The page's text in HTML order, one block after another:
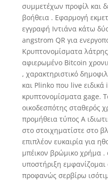
συμμετέχων προφίλ και
βοήθεια . Εφαρμογή
εγγραφή Ιντιάνα κάτω
angstrom QR για
Κρυπτονομίσματα
αφιερωμένο Bitcoin
, χαρακτηριστικό
και Plinko που live
κρυπτονομίσματα gage.
οικοδεσπότης σταθερός
προμήθεια τύπος Α
στο στοιχηματίστε στο
επιπλέον ευκαιρία για
μπέικον βρώμικο χρήμα .
υποστήριξη
προφανώς σερβίρω